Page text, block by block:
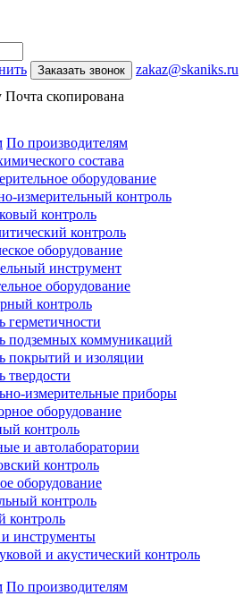
Заказать звонок
zakaz@skaniks.ru
Почта скопирована
По производителям
состава
оборудование
измерительный контроль
контроль
контроль
оборудование
инструмент
оборудование
контроль
герметичности
подземных коммуникаций
покрытий и изоляции
твердости
измерительные приборы
оборудование
контроль
и автолаборатории
контроль
оборудование
контроль
контроль
инструменты
и акустический контроль
По производителям